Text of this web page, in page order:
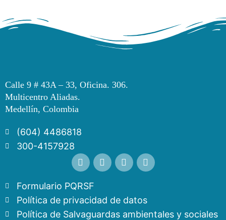
Calle 9 # 43A – 33, Oficina. 306.
Multicentro Aliadas.
Medellín, Colombia
(604) 4486818
300-4157928
Formulario PQRSF
Política de privacidad de datos
Política de Salvaguardas ambientales y sociales